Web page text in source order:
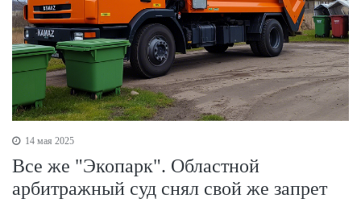
14 мая 2025
Все же "Экопарк". Областной
арбитражный суд снял свой же запрет